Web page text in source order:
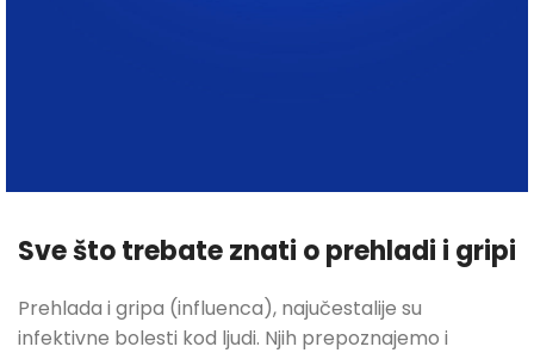
VIDI PROIZVOD
Sve što trebate znati o prehladi i gripi
Prehlada i gripa (influenca), najučestalije su
infektivne bolesti kod ljudi. Njih prepoznajemo i